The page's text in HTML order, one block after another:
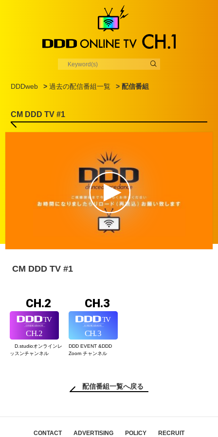
DDDweb >過去の配信番組一覧 > 配信番組
CM DDD TV #1
CM DDD TV #1
CH.2
D.studioオンラインレ
ッスンチャンネル
CH.3
DDD EVENT &DDD
Zoom チャンネル
配信番組一覧へ戻る
CONTACT ADVERTISING POLICY RECRUIT